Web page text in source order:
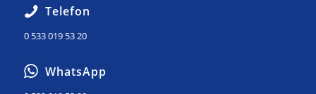
Telefon
0 533 019 53 20
WhatsApp